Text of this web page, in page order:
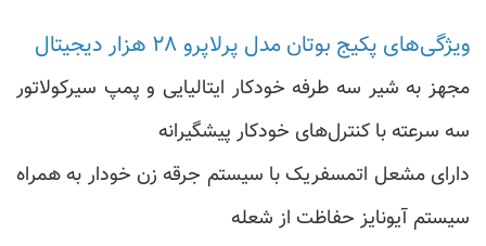
ویژگی‌های پکیج بوتانمدل پرلاپرو ۲۸ هزار دیجیتال
مجهز به شیر سه طرفه خودکار ایتالیایی و پمپ سیرکولاتور
سه سرعته با کنترل‌های خودکار پیشگیرانه
دارای مشعل اتمسفریک با سیستم جرقه زن خودار به همراه
سیستم آیونایز حفاظت از شعله